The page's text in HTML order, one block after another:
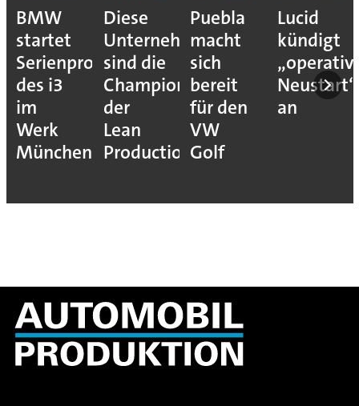
BMW
startet
Serienproduktion
des i3
im
Werk
München
Diese
Unternehmen
sind die
Champions
der
Lean
Production
Puebla
macht
sich
bereit
für den
VW
Golf
Lucid
kündigt
Neustart“
an